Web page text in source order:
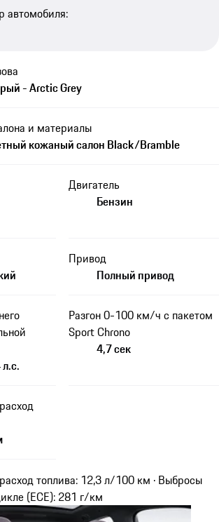
автомобиля:
- Arctic Grey
и материалы
кожаный салон Black/Bramble
Двигатель
Бензин
Привод
Полный привод
Разгон 0-100 км/ч с пакетом
Sport Chrono
4,7 сек
топлива: 12,3 л/100 км · Выбросы
(ECE): 281 г/км